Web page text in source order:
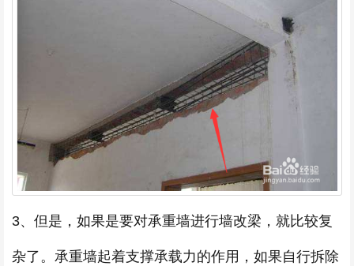
3、但是，如果是要对承重墙进行墙改梁，就比较复
杂了。承重墙起着支撑承载力的作用，如果自行拆除